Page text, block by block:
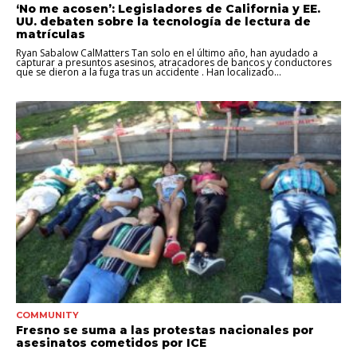
‘No me acosen’: Legisladores de California y EE.
UU. debaten sobre la tecnología de lectura de
matrículas
Ryan Sabalow CalMatters Tan solo en el último año, han ayudado a
capturar a presuntos asesinos, atracadores de bancos y conductores
que se dieron a la fuga tras un accidente . Han localizado...
COMMUNITY
Fresno se suma a las protestas nacionales por
asesinatos cometidos por ICE